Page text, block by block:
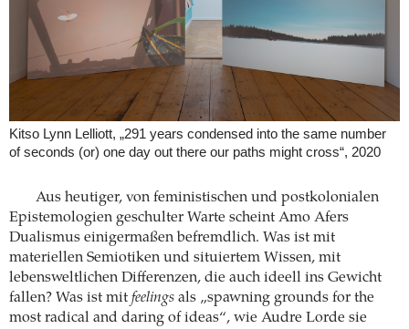
Kitso Lynn Lelliott, „291 years condensed into the same number
of seconds (or) one day out there our paths might cross“, 2020
Aus heutiger, von feministischen und postkolonialen
Epistemologien geschulter Warte scheint Amo Afers
Dualismus einigermaßen befremdlich. Was ist mit
materiellen Semiotiken und situiertem Wissen, mit
lebensweltlichen Differenzen, die auch ideell ins Gewicht
fallen? Was ist mit feelings als „spawning grounds for the
most radical and daring of ideas“, wie Audre Lorde sie